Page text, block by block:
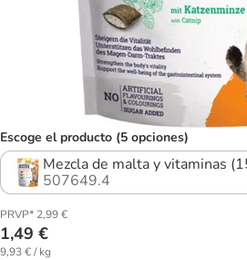
Escoge el producto (5 opciones)
Mezcla de malta y vitaminas
507649.4
PRVP* 2,99 €
1,49 €
9,93 € / kg